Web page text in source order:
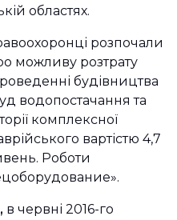
областях.
розпочали
можливу розтрату
будівництва
водопостачання та
комплексної
вартістю 4,7
Роботи
в червні 2016-го